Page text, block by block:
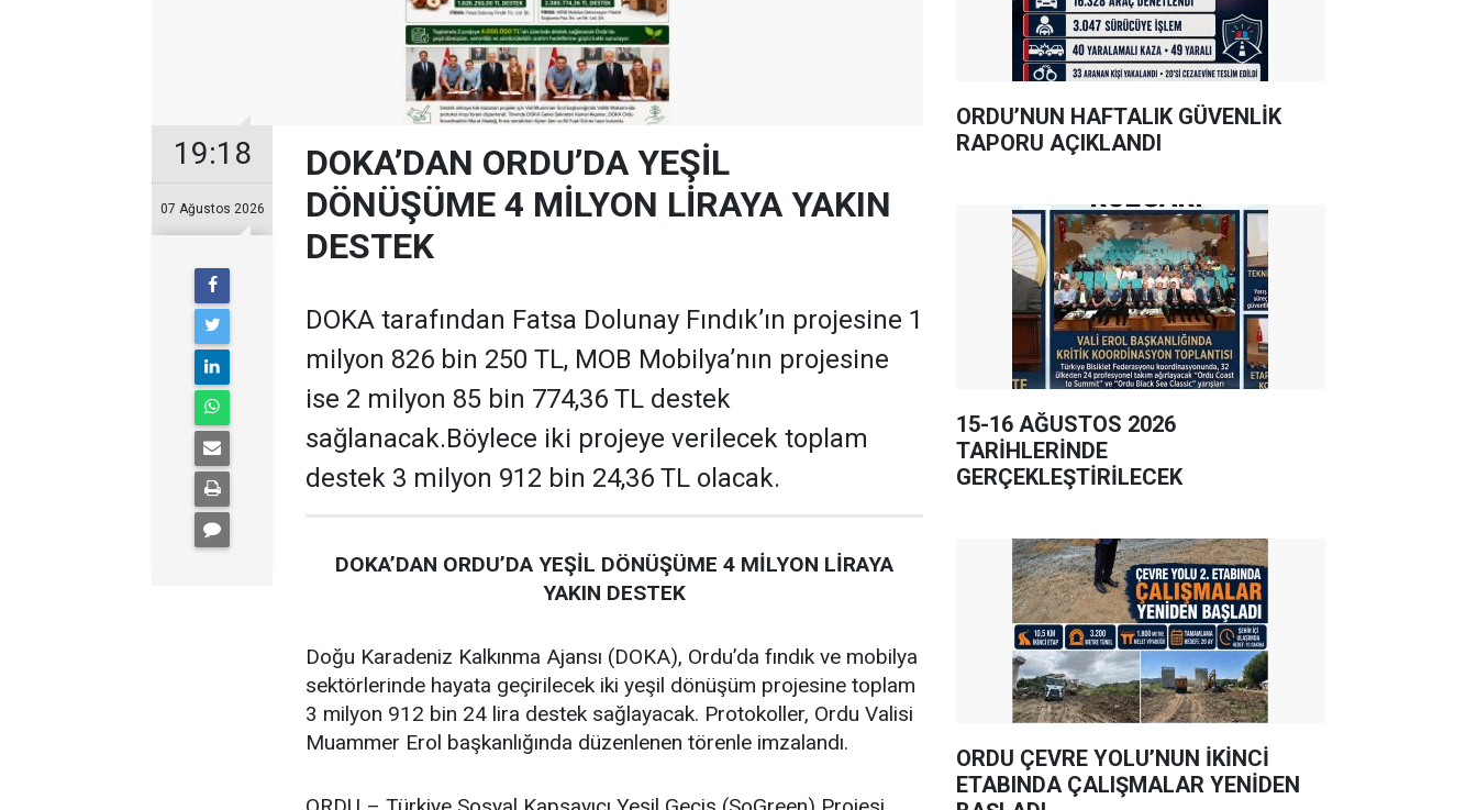
19:18
07 Ağustos 2026
DOKA’DAN ORDU’DA YEŞİL
DÖNÜŞÜME 4 MİLYON LİRAYA YAKIN
DESTEK
DOKA tarafından Fatsa Dolunay Fındık’ın projesine 1
milyon 826 bin 250 TL, MOB Mobilya’nın projesine
ise 2 milyon 85 bin 774,36 TL destek
sağlanacak.Böylece iki projeye verilecek toplam
destek 3 milyon 912 bin 24,36 TL olacak.
DOKA’DAN ORDU’DA YEŞİL DÖNÜŞÜME 4 MİLYON LİRAYA
YAKIN DESTEK
Doğu Karadeniz Kalkınma Ajansı (DOKA), Ordu’da fındık ve mobilya
sektörlerinde hayata geçirilecek iki yeşil dönüşüm projesine toplam
3 milyon 912 bin 24 lira destek sağlayacak. Protokoller, Ordu Valisi
Muammer Erol başkanlığında düzenlenen törenle imzalandı.
ORDU’NUN HAFTALIK GÜVENLİK
RAPORU AÇIKLANDI
15-16 AĞUSTOS 2026
TARİHLERİNDE
GERÇEKLEŞTİRİLECEK
ORDU ÇEVRE YOLU’NUN İKİNCİ
ETABINDA ÇALIŞMALAR YENİDEN